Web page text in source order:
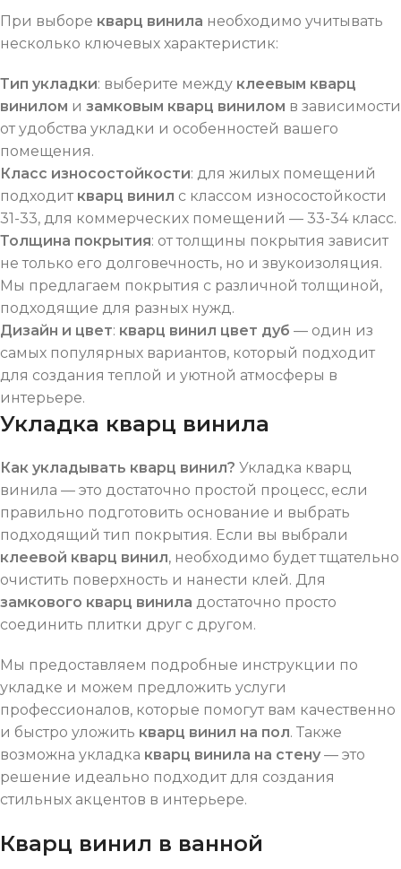
При выборе кварц винила необходимо учитывать
несколько ключевых характеристик:
Тип укладки: выберите между клеевым кварц
винилом и замковым кварц винилом в зависимости
от удобства укладки и особенностей вашего
помещения.
Класс износостойкости: для жилых помещений
подходит кварц винил с классом износостойкости
31-33, для коммерческих помещений — 33-34 класс.
Толщина покрытия: от толщины покрытия зависит
не только его долговечность, но и звукоизоляция.
Мы предлагаем покрытия с различной толщиной,
подходящие для разных нужд.
Дизайн и цвет: кварц винил цвет дуб — один из
самых популярных вариантов, который подходит
для создания теплой и уютной атмосферы в
интерьере.
Укладка кварц винила
Как укладывать кварц винил? Укладка кварц
винила — это достаточно простой процесс, если
правильно подготовить основание и выбрать
подходящий тип покрытия. Если вы выбрали
клеевой кварц винил, необходимо будет тщательно
очистить поверхность и нанести клей. Для
замкового кварц винила достаточно просто
соединить плитки друг с другом.
Мы предоставляем подробные инструкции по
укладке и можем предложить услуги
профессионалов, которые помогут вам качественно
и быстро уложить кварц винил на пол. Также
возможна укладка кварц винила на стену— это
решение идеально подходит для создания
стильных акцентов в интерьере.
Кварц винил в ванной